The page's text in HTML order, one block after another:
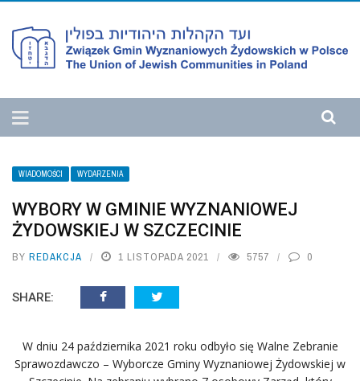
WIADOMOŚCI WYDARZENIA
WYBORY W GMINIE WYZNANIOWEJ
ŻYDOWSKIEJ W SZCZECINIE
BY REDAKCJA 1 LISTOPADA 2021 5757 0
SHARE:
W dniu 24 października 2021 roku odbyło się Walne Zebranie
Sprawozdawczo – Wyborcze Gminy Wyznaniowej Żydowskiej w